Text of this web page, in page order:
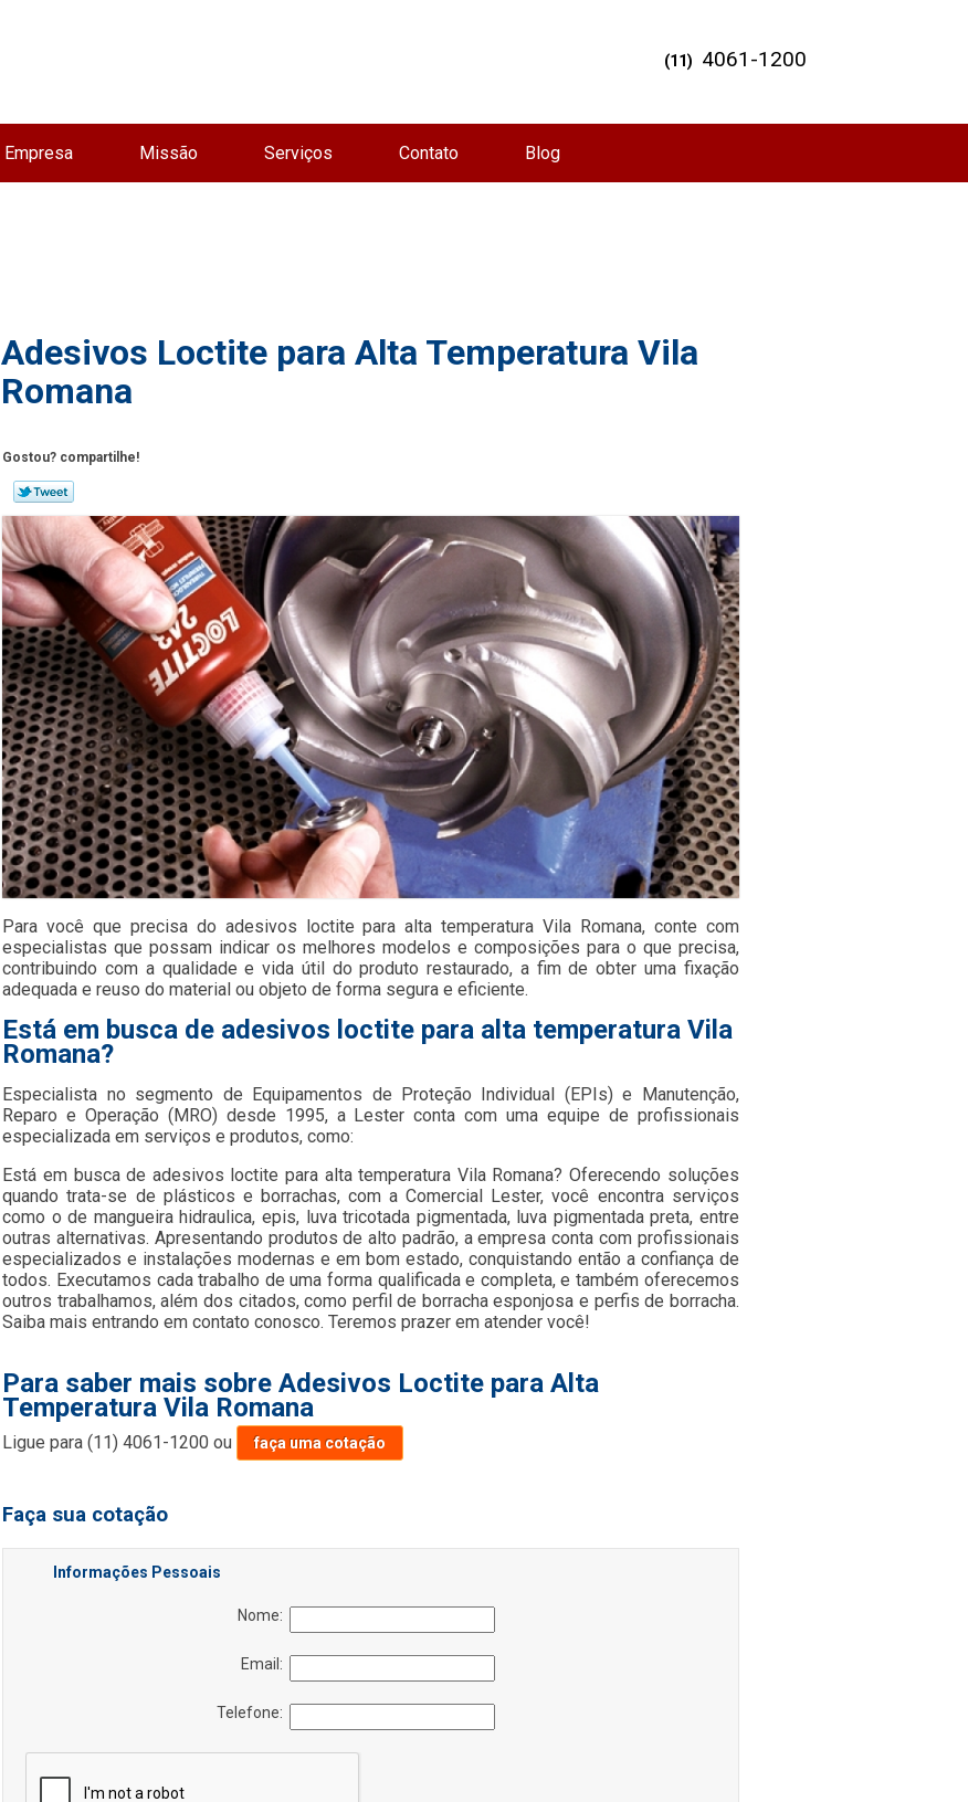
Empresa Missão Serviços Contato Blog
(11) 4061-1200
Adesivos Loctite para Alta Temperatura Vila
Romana
Gostou? compartilhe!
Para você que precisa do adesivos loctite para alta temperatura Vila Romana, conte com
especialistas que possam indicar os melhores modelos e composições para o que precisa,
contribuindo com a qualidade e vida útil do produto restaurado, a fim de obter uma fixação
adequada e reuso do material ou objeto de forma segura e eficiente.
Está em busca de adesivos loctite para alta temperatura Vila
Romana?
Especialista no segmento de Equipamentos de Proteção Individual (EPIs) e Manutenção,
Reparo e Operação (MRO) desde 1995, a Lester conta com uma equipe de profissionais
especializada em serviços e produtos, como:
Está em busca de adesivos loctite para alta temperatura Vila Romana? Oferecendo soluções
quando trata-se de plásticos e borrachas, com a Comercial Lester, você encontra serviços
como o de mangueira hidraulica, epis, luva tricotada pigmentada, luva pigmentada preta, entre
outras alternativas. Apresentando produtos de alto padrão, a empresa conta com profissionais
especializados e instalações modernas e em bom estado, conquistando então a confiança de
todos. Executamos cada trabalho de uma forma qualificada e completa, e também oferecemos
outros trabalhamos, além dos citados, como perfil de borracha esponjosa e perfis de borracha.
Saiba mais entrando em contato conosco. Teremos prazer em atender você!
Para saber mais sobre Adesivos Loctite para Alta
Temperatura Vila Romana
Ligue para(11) 4061-1200 ou faça uma cotação
Faça sua cotação
Informações Pessoais
Nome:
Email:
Telefone: